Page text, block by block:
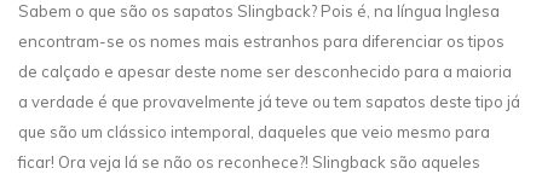
Sabem o que são os sapatos Slingback? Pois é, na língua Inglesa
encontram-se os nomes mais estranhos para diferenciar os tipos
de calçado e apesar deste nome ser desconhecido para a maioria
a verdade é que provavelmente já teve ou tem sapatos deste tipo já
que são um clássico intemporal, daqueles que veio mesmo para
ficar! Ora veja lá se não os reconhece?! Slingback são aqueles